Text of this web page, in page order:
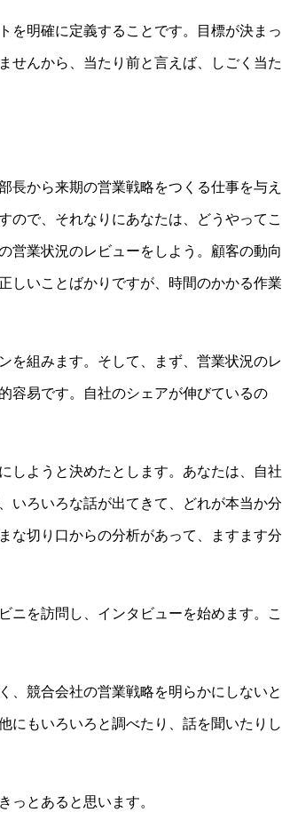
を明確に定義することです。目標が決まっ
せんから、当たり前と言えば、しごく当た
長から来期の営業戦略をつくる仕事を与え
ので、それなりにあなたは、どうやってこ
営業状況のレビューをしよう。顧客の動向
しいことばかりですが、時間のかかる作業
を組みます。そして、まず、営業状況のレ
容易です。自社のシェアが伸びているの
しようと決めたとします。あなたは、自社
いろいろな話が出てきて、どれが本当か分
な切り口からの分析があって、ますます分
ニを訪問し、インタビューを始めます。こ
、競合会社の営業戦略を明らかにしないと
にもいろいろと調べたり、話を聞いたりし
っとあると思います。